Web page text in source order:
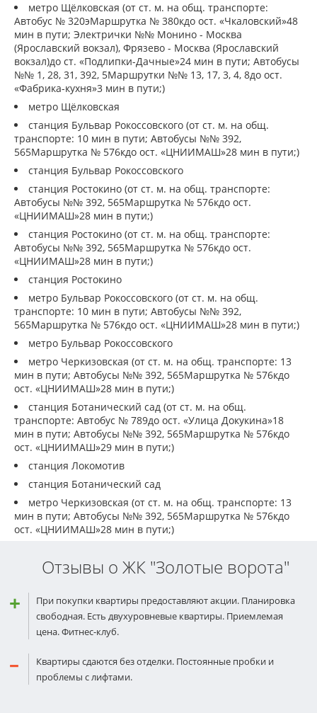
метро Щёлковская (от ст. м. на общ. транспорте:
Автобус № 320эМаршрутка № 380кдо ост. «Чкаловский»48
мин в пути; Электрички №№ Монино - Москва
(Ярославский вокзал), Фрязево - Москва (Ярославский
вокзал)до ст. «Подлипки-Дачные»24 мин в пути; Автобусы
№№ 1, 28, 31, 392, 5Маршрутки №№ 13, 17, 3, 4, 8до ост.
«Фабрика-кухня»3 мин в пути;)
метро Щёлковская
станция Бульвар Рокоссовского (от ст. м. на общ.
транспорте: 10 мин в пути; Автобусы №№ 392,
565Маршрутка № 576кдо ост. «ЦНИИМАШ»28 мин в пути;)
станция Бульвар Рокоссовского
станция Ростокино (от ст. м. на общ. транспорте:
Автобусы №№ 392, 565Маршрутка № 576кдо ост.
«ЦНИИМАШ»28 мин в пути;)
станция Ростокино (от ст. м. на общ. транспорте:
Автобусы №№ 392, 565Маршрутка № 576кдо ост.
«ЦНИИМАШ»28 мин в пути;)
станция Ростокино
метро Бульвар Рокоссовского (от ст. м. на общ.
транспорте: 10 мин в пути; Автобусы №№ 392,
565Маршрутка № 576кдо ост. «ЦНИИМАШ»28 мин в пути;)
метро Бульвар Рокоссовского
метро Черкизовская (от ст. м. на общ. транспорте: 13
мин в пути; Автобусы №№ 392, 565Маршрутка № 576кдо
ост. «ЦНИИМАШ»28 мин в пути;)
станция Ботанический сад (от ст. м. на общ.
транспорте: Автобус № 789до ост. «Улица Докукина»18
мин в пути; Автобусы №№ 392, 565Маршрутка № 576кдо
ост. «ЦНИИМАШ»29 мин в пути;)
станция Локомотив
станция Ботанический сад
метро Черкизовская (от ст. м. на общ. транспорте: 13
мин в пути; Автобусы №№ 392, 565Маршрутка № 576кдо
ост. «ЦНИИМАШ»28 мин в пути;)
Отзывы о ЖК "Золотые ворота"
При покупки квартиры предоставляют акции. Планировка
свободная. Есть двухуровневые квартиры. Приемлемая
цена. Фитнес-клуб.
Квартиры сдаются без отделки. Постоянные пробки и
проблемы с лифтами.